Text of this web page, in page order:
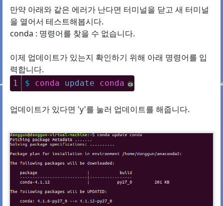
만약 아래와 같은 에러가 난다면 터미널을 닫고 새 터미널
을 열어서 테스트해봅시다.
conda : 명령어를 찾을 수 없습니다.
이제 업데이트가 있는지 확인하기 위해 아래 명령어를 입
력합니다.
1 $ conda update conda cs
업데이트가 있다면 'y'를 눌러 업데이트를 해줍니다.